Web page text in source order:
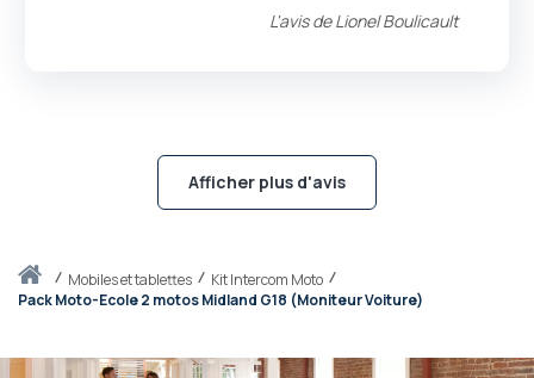
Accueilmobiles et tablettes
Kit Intercom Moto
Pack Moto-Ecole 2 motos Midland G18 (Moniteur Voiture)
L'avis deLionel Boulicault
Afficher plus d'avis